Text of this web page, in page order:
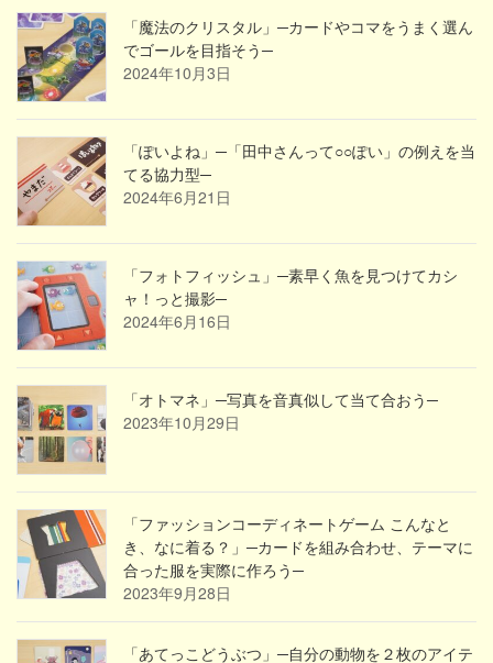
「魔法のクリスタル」─カードやコマをうまく選ん
でゴールを目指そう─
2024年10月3日
「ぽいよね」─「田中さんって○○ぽい」の例えを当
てる協力型─
2024年6月21日
「フォトフィッシュ」─素早く魚を見つけてカシ
ャ！っと撮影─
2024年6月16日
「オトマネ」─写真を音真似して当て合おう─
2023年10月29日
「ファッションコーディネートゲーム こんなと
き、なに着る？」─カードを組み合わせ、テーマに
合った服を実際に作ろう─
2023年9月28日
「あてっこどうぶつ」─自分の動物を２枚のアイテ